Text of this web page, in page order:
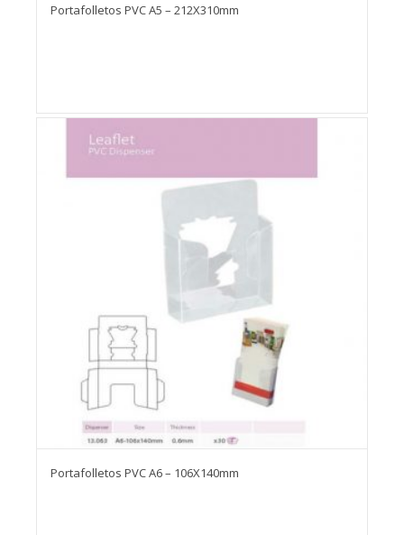
Portafolletos PVC A5 – 212X310mm
Portafolletos PVC A6 – 106X140mm